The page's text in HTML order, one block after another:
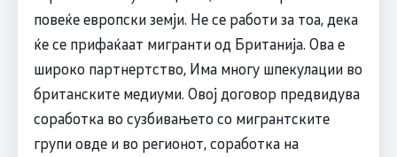
повеќе европски земји. Не се работи за тоа, дека
ќе се прифаќаат мигранти од Британија. Ова е
широко партнертство, Има многу шпекулации во
британските медиуми. Овој договор предвидува
соработка во сузбивањето со мигрантските
групи овде и во регионот, соработка на